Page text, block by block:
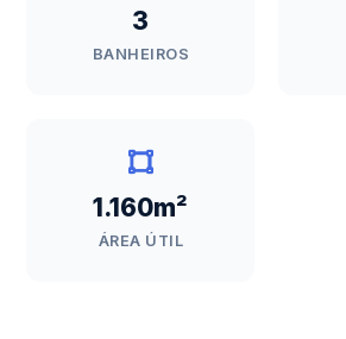
3
BANHEIROS
1.160m²
ÁREA ÚTIL